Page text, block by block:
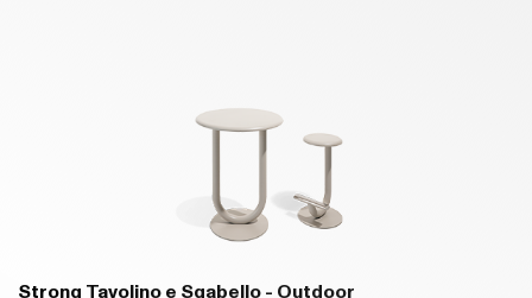
Strong Tavolino e Sgabello - Outdoor